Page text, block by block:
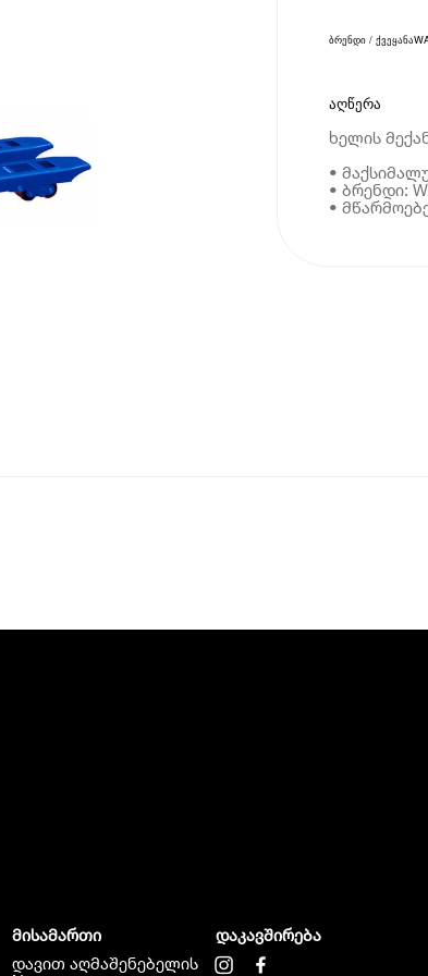
ბრენდი / ქვეყანა
აღწერა
ხელის
•
• ბრენდი:
•
მისამართი
დავით აღმაშენებელის
დაკავშირება